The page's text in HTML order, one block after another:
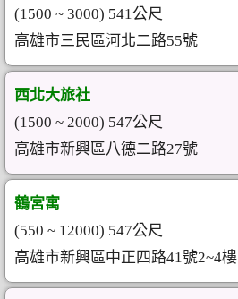
(1500 ~ 3000) 541公尺
高雄市三民區河北二路55號
西北大旅社
(1500 ~ 2000) 547公尺
高雄市新興區八德二路27號
鶴宮寓
(550 ~ 12000) 547公尺
高雄市新興區中正四路41號2~4樓